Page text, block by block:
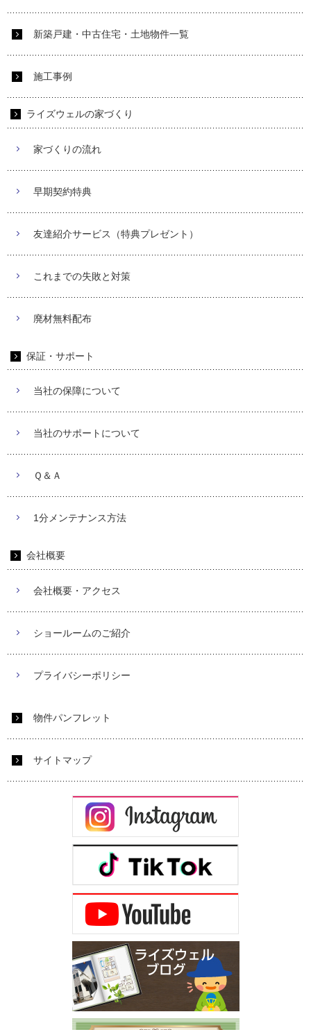
新築戸建・中古住宅・土地物件一覧
施工事例
ライズウェルの家づくり
家づくりの流れ
早期契約特典
友達紹介サービス（特典プレゼント）
これまでの失敗と対策
廃材無料配布
保証・サポート
当社の保障について
当社のサポートについて
Ｑ＆Ａ
1分メンテナンス方法
会社概要
会社概要・アクセス
ショールームのご紹介
プライバシーポリシー
物件パンフレット
サイトマップ